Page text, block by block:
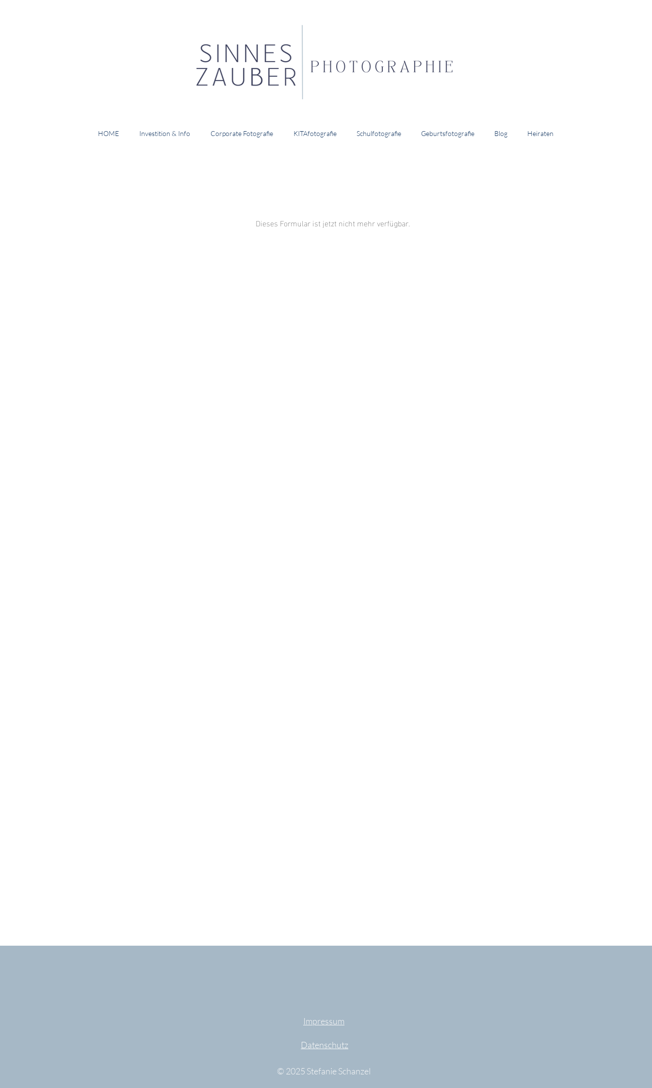
HOME Investition & Info Corporate Fotografie KITAfotografie Schulfotografie Geburtsfotografie Blog Heiraten
Dieses Formular ist jetzt nicht mehr verfügbar.
Impressum
Datenschutz
© 2025 Stefanie Schanzel